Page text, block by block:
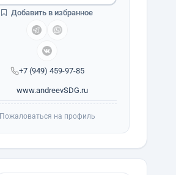
+7 (949) 459-97-85
www.andreevSDG.ru
Добавить в избранное
Пожаловаться на профиль